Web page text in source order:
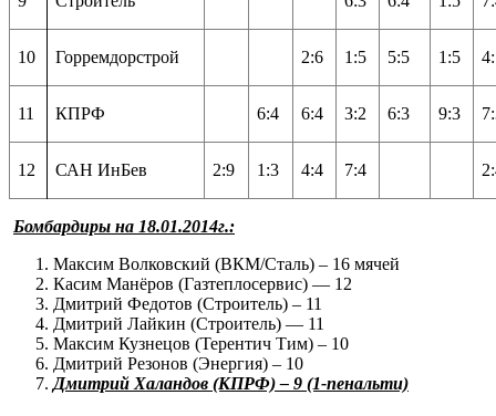
10 Горремдорстрой 2:6 1:5 5:5 1:5
11 КПРФ 6:4 6:4 3:2 6:3 9:3
12 САН ИнБев 2:9 1:3 4:4 7:4
Бомбардиры на 18.01.2014г.:
Максим Волковский (ВКМ/Сталь) – 16 мячей
Касим Манёров (Газтеплосервис) — 12
Дмитрий Федотов (Строитель) – 11
Дмитрий Лайкин (Строитель) — 11
Максим Кузнецов (Терентич Тим) – 10
Дмитрий Резонов (Энергия) – 10
Дмитрий Халандов (КПРФ) – 9 (1-пенальти)